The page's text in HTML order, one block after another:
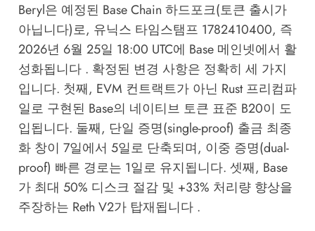
Beryl은 예정된 Base Chain 하드포크(토큰 출시가
아닙니다)로, 유닉스 타임스탬프 1782410400, 즉
2026년 6월 25일 18:00 UTC에 Base 메인넷에서 활
성화됩니다 . 확정된 변경 사항은 정확히 세 가지
입니다. 첫째, EVM 컨트랙트가 아닌 Rust 프리컴파
일로 구현된 Base의 네이티브 토큰 표준 B20이 도
입됩니다. 둘째, 단일 증명(single-proof) 출금 최종
화 창이 7일에서 5일로 단축되며, 이중 증명(dual-
proof) 빠른 경로는 1일로 유지됩니다. 셋째, Base
가 최대 50% 디스크 절감 및 +33% 처리량 향상을
주장하는 Reth V2가 탑재됩니다 .